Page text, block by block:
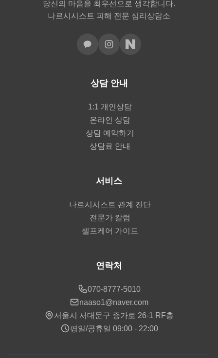
당신의 마음을 최우선으로 생각합니다.
나르시시스트 피해 전문 심리상담소
상담 안내
1:1 개인상담
온라인 상담
상담 예약하기
상담료 안내
서비스
나르시시스트 관계 진단
전문가 칼럼
셀프케어 가이드
연락처
070-8777-5010
naaso1@naver.com
서울시 서대문구 증가로 26-1 RF층
평일/공휴일 09:00 - 22:00